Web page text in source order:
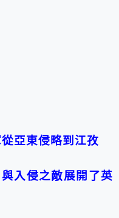
亞東侵略到江孜
入侵之敵展開了英